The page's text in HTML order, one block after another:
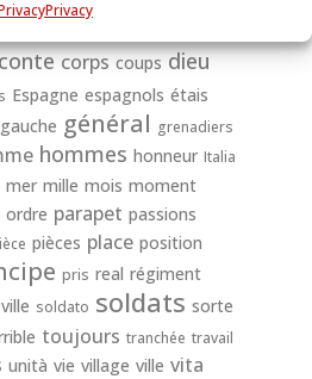
Privacy
corps coups dieu
Espagne espagnols étais
gauche général grenadiers
hommes honneur Italia
mer mille mois moment
ordre parapet passions
pièces place position
pris real régiment
soldato soldats sorte
toujours tranchée travail
unità vie village ville vita